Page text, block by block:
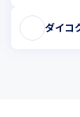
ダイコ